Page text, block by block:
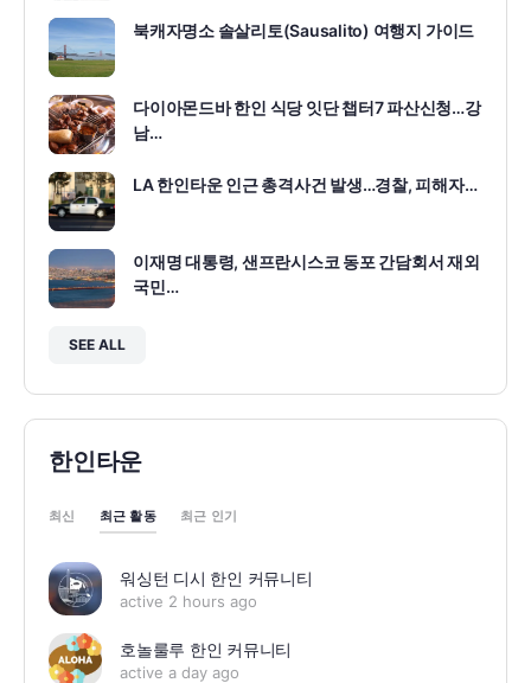
북캐자명소 솔살리토(Sausalito) 여행지 가이드
다이아몬드바 한인 식당 잇단 챕터7 파산신청…강
남…
LA 한인타운 인근 총격사건 발생…경찰, 피해자…
이재명 대통령, 샌프란시스코 동포 간담회서 재외
국민…
SEE ALL
한인타운
최신 최근 활동 최근 인기
워싱턴 디시 한인 커뮤니티
active 2 hours ago
호놀룰루 한인 커뮤니티
active a day ago